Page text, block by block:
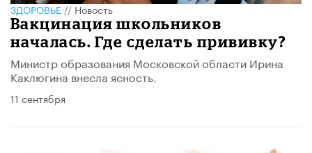
ЗДОРОВЬЕ//Новость
Вакцинация школьников
началась. Где сделать прививку?
Министр образования Московской области Ирина
Каклюгина внесла ясность.
11 сентября